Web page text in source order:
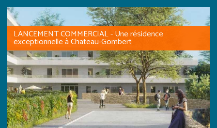
LANCEMENT COMMERCIAL - Une résidence
exceptionnelle à Chateau-Gombert